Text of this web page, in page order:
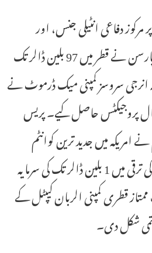
مرکوز دفاعی انٹیلی جنس، اور
انفراسٹرکچر انجینئرنگ فرم پارسن نے قطر میں 97 بلین ڈالر تک
انرجی سروسز کمپنی میک ڈرموٹ نے
پروجیکٹس حاصل کیے۔ پریس
امریکہ میں جدید ترین کوانٹم
ٹیکنالوجیز اور افرادی قوت کی ترقی میں 1 بلین ڈالر تک کی سرمایہ
قطری کمپنی الربان کیپٹل کے
شکل دی۔